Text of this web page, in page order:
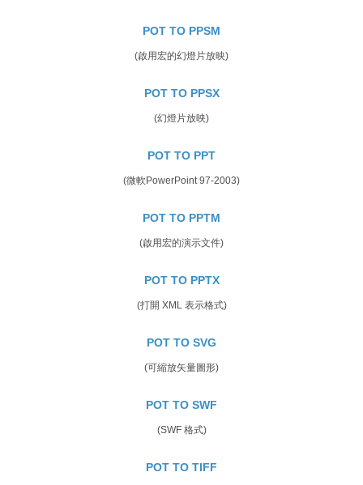
POT TO PPSM
(啟用宏的幻燈片放映)
POT TO PPSX
(幻燈片放映)
POT TO PPT
(微軟PowerPoint 97-2003)
POT TO PPTM
(啟用宏的演示文件)
POT TO PPTX
(打開 XML 表示格式)
POT TO SVG
(可縮放矢量圖形)
POT TO SWF
(SWF 格式)
POT TO TIFF